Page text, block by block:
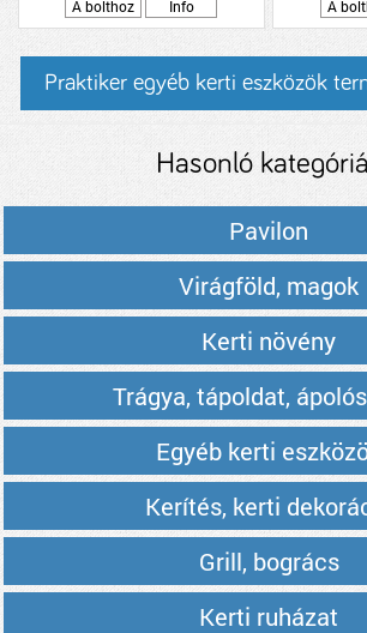
A bolthoz
Info
A
Praktiker egyéb kerti eszközök
Hasonló
Pavilon
Virágföld, magok
Kerti növény
Trágya, tápoldat,
Egyéb kerti
Kerítés, kerti
Grill, bogrács
Kerti ruházat